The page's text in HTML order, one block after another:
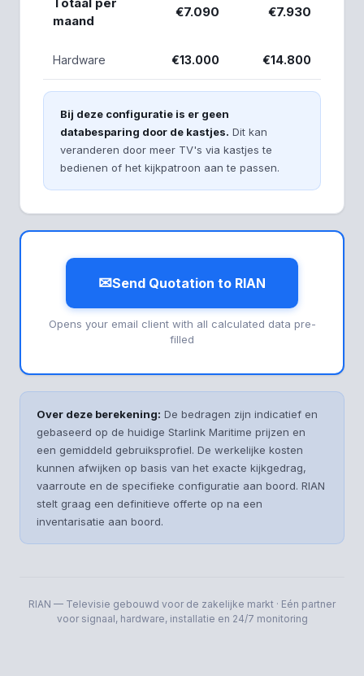
maand
€7.090 €7.930
Hardware €13.000 €14.800
Bij deze configuratie is er geen
databesparing door de kastjes. Dit kan
veranderen door meer TV's via kastjes te
bedienen of het kijkpatroon aan te passen.
✉Send Quotation to RIAN
Opens your email client with all calculated data pre-
filled
Over deze berekening: De bedragen zijn indicatief en
gebaseerd op de huidige Starlink Maritime prijzen en
een gemiddeld gebruiksprofiel. De werkelijke kosten
kunnen afwijken op basis van het exacte kijkgedrag,
vaarroute en de specifieke configuratie aan boord. RIAN
stelt graag een definitieve offerte op na een
inventarisatie aan boord.
RIAN — Televisie gebouwd voor de zakelijke markt · Eén partner
voor signaal, hardware, installatie en 24/7 monitoring